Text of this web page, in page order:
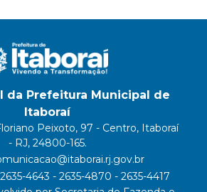
da Prefeitura Municipal de
Itaboraí
Peixoto, 97 - Centro, Itaboraí
- RJ, 24800-165.
4643 - 2635-4870 - 2635-4417